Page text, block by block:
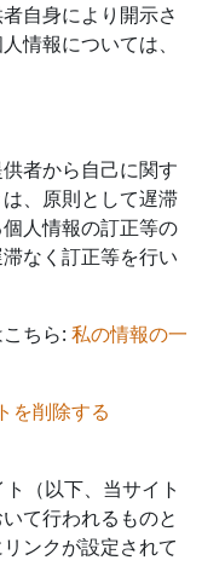
自身により開示さ
情報については、
者から自己に関す
、原則として遅滞
人情報の訂正等の
なく訂正等を行い
ちら: 私の情報の一
を削除する
ト（以下、当サイト
て行われるものと
ンクが設定されて